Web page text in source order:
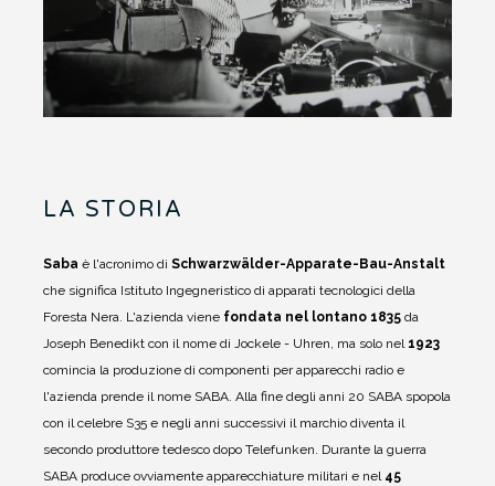
LA STORIA
Saba è l'acronimo di Schwarzwälder-Apparate-Bau-Anstalt
che significa Istituto Ingegneristico di apparati tecnologici della
Foresta Nera. L'azienda viene fondata nel lontano 1835 da
Joseph Benedikt con il nome di Jockele - Uhren, ma solo nel 1923
comincia la produzione di componenti per apparecchi radio e
l'azienda prende il nome SABA. Alla fine degli anni 20 SABA spopola
con il celebre S35 e negli anni successivi il marchio diventa il
secondo produttore tedesco dopo Telefunken. Durante la guerra
SABA produce ovviamente apparecchiature militari e nel 45